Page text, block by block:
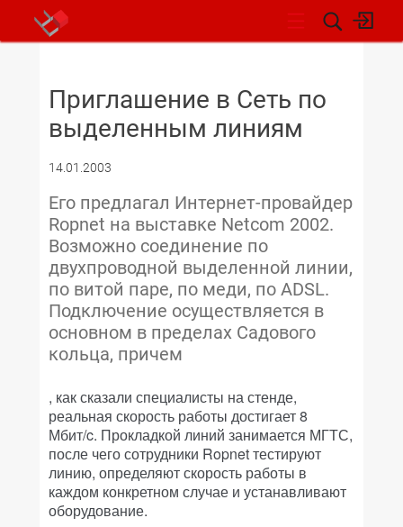
Приглашение в Сеть по
выделенным линиям
14.01.2003
Его предлагал Интернет-провайдер
Ropnet на выставке Netcom 2002.
Возможно соединение по
двухпроводной выделенной линии,
по витой паре, по меди, по ADSL.
Подключение осуществляется в
основном в пределах Садового
кольца, причем
, как сказали специалисты на стенде,
реальная скорость работы достигает 8
Мбит/c. Прокладкой линий занимается МГТС,
после чего сотрудники Ropnet тестируют
линию, определяют скорость работы в
каждом конкретном случае и устанавливают
оборудование.